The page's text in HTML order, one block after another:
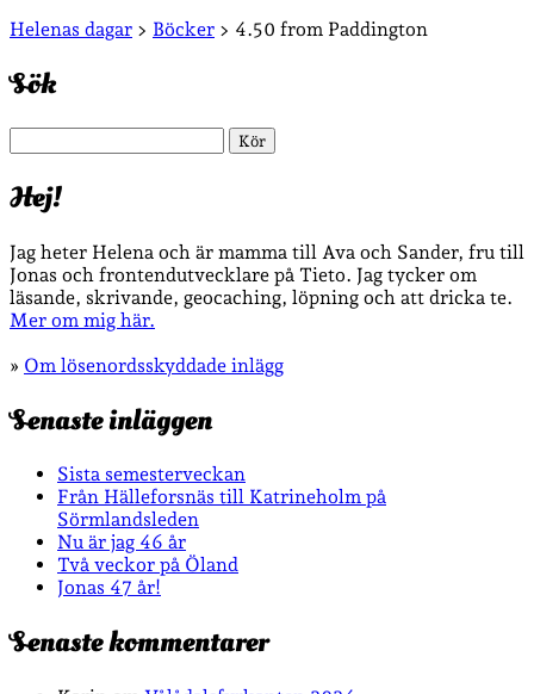
Sidopanel
Helenas dagar > Böcker > 4.50 from Paddington
Sök
Hej!
Jag heter Helena och är mamma till Ava och Sander, fru till
Jonas och frontendutvecklare på Tieto. Jag tycker om
läsande, skrivande, geocaching, löpning och att dricka te.
Mer om mig här.
» Om lösenordsskyddade inlägg
Senaste inläggen
Sista semesterveckan
Från Hälleforsnäs till Katrineholm på
Sörmlandsleden
Nu är jag 46 år
Två veckor på Öland
Jonas 47 år!
Senaste kommentarer